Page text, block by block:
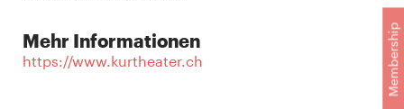
Membership
Mehr Informationen
https://www.kurtheater.ch